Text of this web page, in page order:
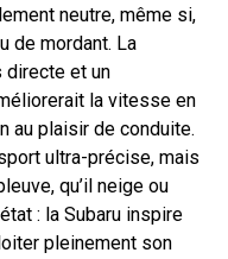
neutre, même si,
de mordant. La
directe et un
la vitesse en
au plaisir de conduite.
ultra-précise, mais
qu’il neige ou
: la Subaru inspire
pleinement son